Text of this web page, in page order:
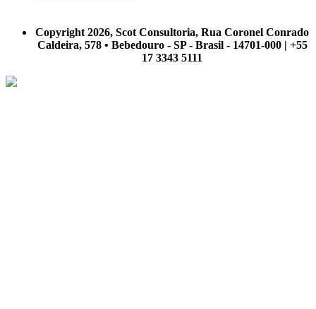
Copyright 2026, Scot Consultoria, Rua Coronel Conrado
Caldeira, 578 • Bebedouro - SP - Brasil - 14701-000 | +55
17 3343 5111